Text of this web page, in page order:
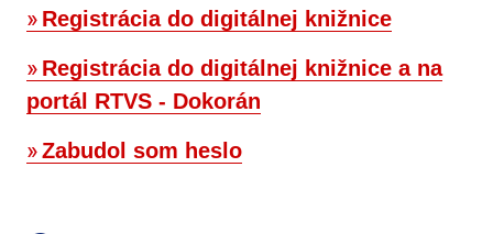
Registrácia do digitálnej knižnice
Registrácia do digitálnej knižnice a na
portál RTVS - Dokorán
Zabudol som heslo